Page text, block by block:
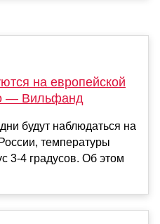
на европейской
— Вильфанд
будут наблюдаться на
температуры
3-4 градусов. Об этом